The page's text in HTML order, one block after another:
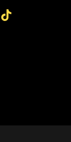
TikTok